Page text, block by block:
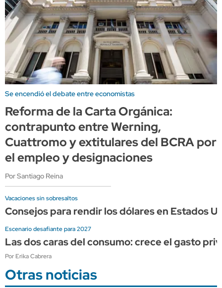
Se encendió el debate entre economistas
Reforma de la Carta Orgánica:
contrapunto entre Werning,
Cuattromo y extitulares del BCRA por
el empleo y designaciones
Por Santiago Reina
Vacaciones sin sobresaltos
Consejos para rendir los dólares en Estados
Escenario desafiante para 2027
Las dos caras del consumo: crece el gasto
Por Erika Cabrera
Otras noticias